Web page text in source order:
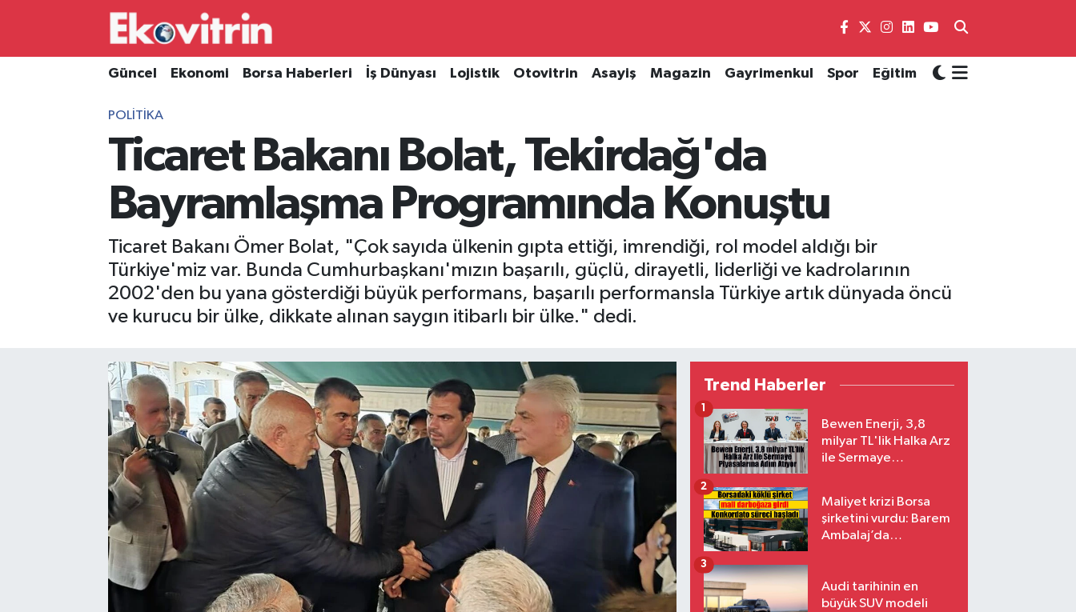
Güncel Ekonomi Borsa Haberleri İş Dünyası Lojistik Otovitrin Asayiş Magazin Gayrimenkul Spor Eğitim
POLITIKA
Ticaret Bakanı Bolat, Tekirdağ'da
Bayramlaşma Programında Konuştu
Ticaret Bakanı Ömer Bolat, "Çok sayıda ülkenin gıpta ettiği, imrendiği, rol model aldığı bir
Türkiye'miz var. Bunda Cumhurbaşkanı'mızın başarılı, güçlü, dirayetli, liderliği ve kadrolarının
2002'den bu yana gösterdiği büyük performans, başarılı performansla Türkiye artık dünyada öncü
ve kurucu bir ülke, dikkate alınan saygın itibarlı bir ülke." dedi.
Trend Haberler
Bewen Enerji, 3,8
milyar TL'lik Halka Arz
ile Sermaye
Maliyet krizi Borsa
şirketini vurdu: Barem
Ambalaj’da
2
Audi tarihinin en
büyük SUV modeli
3
Güncel
Borsa Haberleri
Gayrimenkul
Hava Durumu
Süper Lig Puan Durumu ve Fikstür
Tüm Manşetler
Son Dakika Haberleri
Haber Arşivi